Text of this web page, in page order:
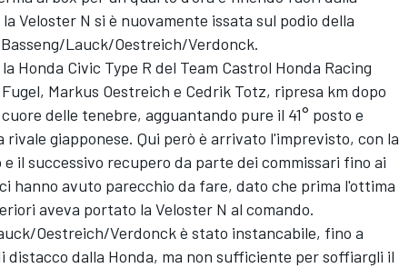
Veloster N si è nuovamente issata sul podio della
Lauck/Oestreich/Verdonck.
Honda Civic Type R del Team Castrol Honda Racing
Markus Oestreich e Cedrik Totz, ripresa km dopo
delle tenebre, agguantando pure il 41° posto e
giapponese. Qui però è arrivato l'imprevisto, con la
il successivo recupero da parte dei commissari fino ai
hanno avuto parecchio da fare, dato che prima l'ottima
aveva portato la Veloster N al comando.
Oestreich/Verdonck è stato instancabile, fino a
distacco dalla Honda, ma non sufficiente per soffiargli il